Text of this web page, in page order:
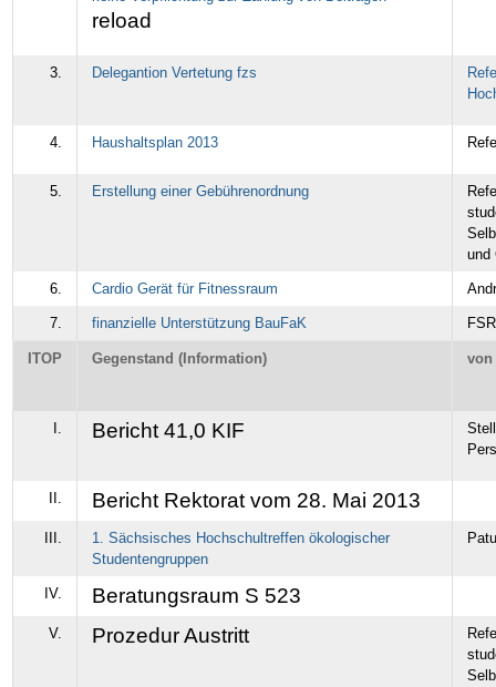
reload
3. Delegantion Vertetung fzs
4. Haushaltsplan 2013
5. Erstellung einer Gebührenordnung
und
6. Cardio Gerät für Fitnessraum
7. finanzielle Unterstützung BauFaK
ITOP Gegenstand (Information) von
I. Bericht 41,0 KIF
II. Bericht Rektorat vom 28. Mai 2013
III.
1. Sächsisches Hochschultreffen ökologischer
Studentengruppen
Patu
IV. Beratungsraum S 523
V. Prozedur Austritt